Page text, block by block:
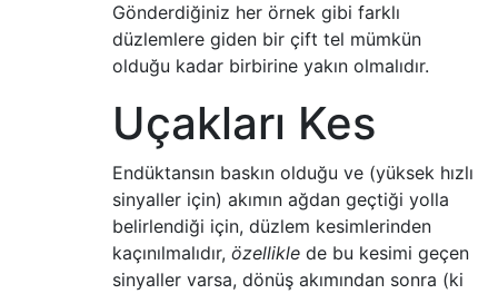
Gönderdiğiniz her örnek gibi farklı
düzlemlere giden bir çift tel mümkün
olduğu kadar birbirine yakın olmalıdır.
Uçakları Kes
Endüktansın baskın olduğu ve (yüksek hızlı
sinyaller için) akımın ağdan geçtiği yolla
belirlendiği için, düzlem kesimlerinden
kaçınılmalıdır, özellikle de bu kesimi geçen
sinyaller varsa, dönüş akımından sonra (ki